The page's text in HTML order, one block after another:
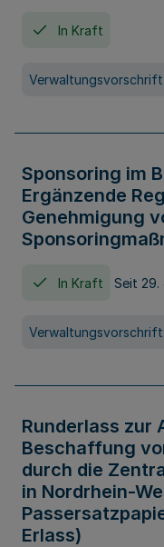
In Kraft
Verwaltungsvorschrift
Sponsoring im
Ergänzende
Genehmigung
In Kraft Seit 29.
Verwaltungsvorschrift
Runderlass zur
Beschaffung
durch die
in Nordrhein-
Erlass)